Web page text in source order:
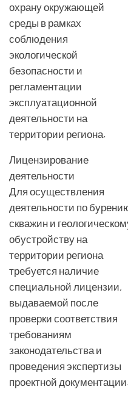
охрану окружающей
среды в рамках
соблюдения
экологической
безопасности и
регламентации
эксплуатационной
деятельности на
территории региона.
Лицензирование
деятельности
Для осуществления
деятельности по
скважин и
обустройству на
территории региона
требуется наличие
специальной лицензии,
выдаваемой после
проверки соответствия
требованиям
законодательства и
проведения экспертизы
проектной